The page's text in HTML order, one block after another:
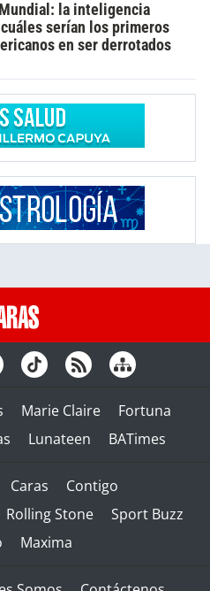
la inteligencia
serían los primeros
en ser derrotados
Marie Claire
Fortuna
Lunateen BATimes
Caras
Contigo
Rolling Stone
Sport Buzz
Maxima